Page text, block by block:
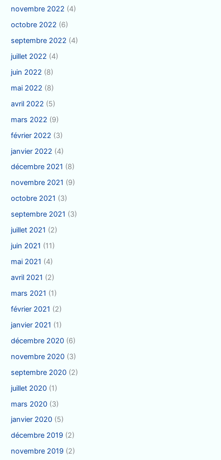
novembre 2022 (4)
octobre 2022 (6)
septembre 2022 (4)
juillet 2022 (4)
juin 2022 (8)
mai 2022 (8)
avril 2022 (5)
mars 2022 (9)
février 2022 (3)
janvier 2022 (4)
décembre 2021 (8)
novembre 2021 (9)
octobre 2021 (3)
septembre 2021 (3)
juillet 2021 (2)
juin 2021 (11)
mai 2021 (4)
avril 2021 (2)
mars 2021 (1)
février 2021 (2)
janvier 2021 (1)
décembre 2020 (6)
novembre 2020 (3)
septembre 2020 (2)
juillet 2020 (1)
mars 2020 (3)
janvier 2020 (5)
décembre 2019 (2)
novembre 2019 (2)